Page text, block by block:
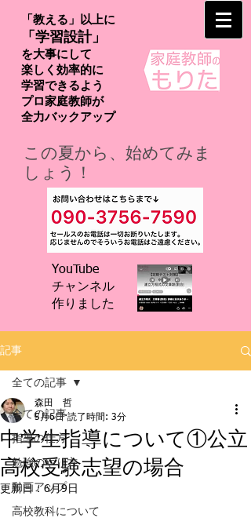
「教える」以上に
「学習設計」
を大事にして
楽しく効率的に
学習できるよう
プロ家庭教師が
​全力バックアップ
この夏から、始めてみま
しょう！
YouTube
チャンネル
​作りました
記事
全ての記事
指導の仕方
勉強のやり方
動画アップ
高校教科について
全ての記事
中学生指導について①公立
高校受験志望の場合
森田 哲
5月6日 読了時間: 3分
更新日：6月9日